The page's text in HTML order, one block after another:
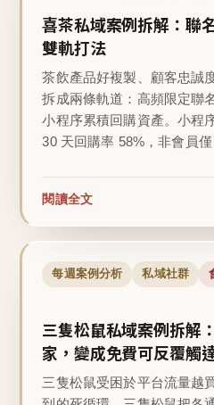
喜茶私域案例拆解：聯
雙軌打法
茶飲產品好複製、顧客忠誠
拆成兩條軌道：高頻限定聯
小程序累積回購資產。小程
30 天回購率 58%，非會員僅
閱讀全文
每週案例分析 私域社群
三隻松鼠私域案例拆解
家，變成免費可反覆觸
三隻松鼠受困於平台流量越